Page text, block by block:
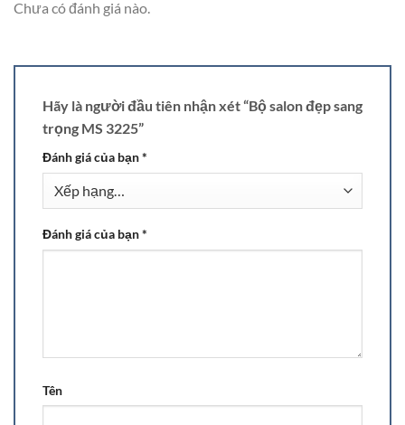
Chưa có đánh giá nào.
Hãy là người đầu tiên nhận xét “Bộ salon đẹp sang
trọng MS 3225”
Đánh giá của bạn*
Đánh giá của bạn*
Tên